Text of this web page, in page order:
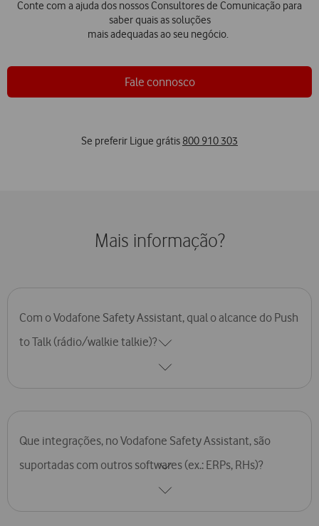
Conte com a ajuda dos nossos Consultores de Comunicação para
saber quais as soluções
mais adequadas ao seu negócio.
Fale connosco
Se preferir Ligue grátis 800 910 303
Mais informação?
Com o Vodafone Safety Assistant, qual o alcance do Push
to Talk (rádio/walkie talkie)?
O Push to Talk tem alcance nacional uma vez que se baseia na
Que integrações, no Vodafone Safety Assistant, são
suportadas com outros softwares (ex.: ERPs, RHs)?
As integrações com outros softwares são possíveis, devendo ser